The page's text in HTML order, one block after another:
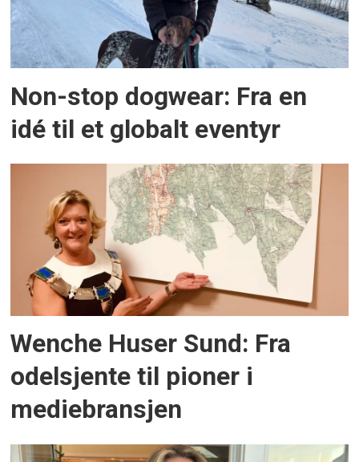
Non-stop dogwear: Fra en
idé til et globalt eventyr
Wenche Huser Sund: Fra
odelsjente til pioner i
mediebransjen